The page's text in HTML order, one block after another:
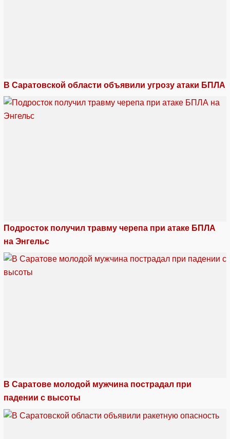
В Саратовской области объявили угрозу атаки БПЛА
Подросток получил травму черепа при атаке БПЛА
на Энгельс
В Саратове молодой мужчина пострадал при
падении с высоты